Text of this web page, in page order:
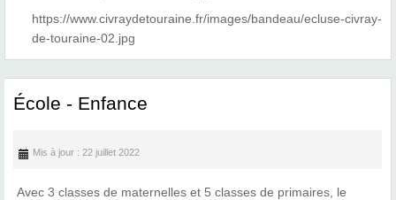
https://www.civraydetouraine.fr/images/bandeau/ecluse-civray-
de-touraine-02.jpg
École - Enfance
Mis à jour : 22 juillet 2022
Avec 3 classes de maternelles et 5 classes de primaires, le